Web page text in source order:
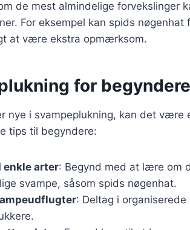
de mest almindelige forvekslinger
For eksempel kan spids
at være ekstra opmærksom.
for
nye i svampeplukning, kan det være
tips til begyndere:
enkle arter: Begynd med at lære om
svampe, såsom spids nøgenhat.
: Deltag i